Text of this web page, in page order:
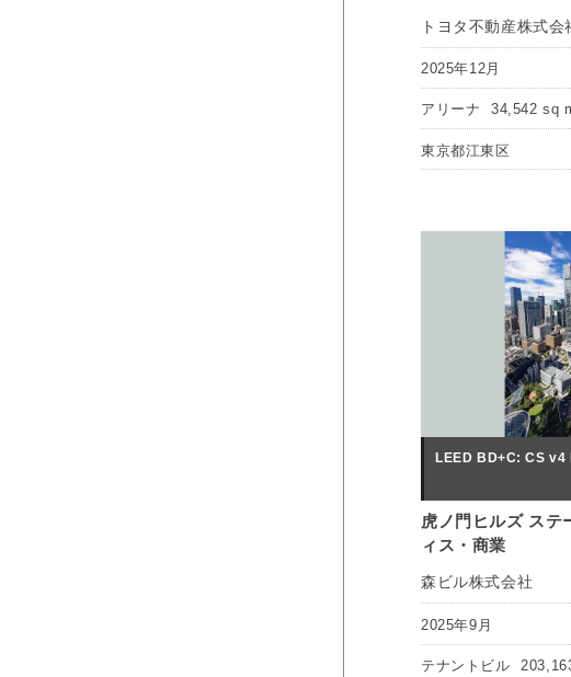
トヨタ不動産株式会
2025年12月
アリーナ 34,542 sq
東京都江東区
LEED BD+C: CS v4
虎ノ門ヒルズ ステ
ィス・商業
森ビル株式会社
2025年9月
テナントビル